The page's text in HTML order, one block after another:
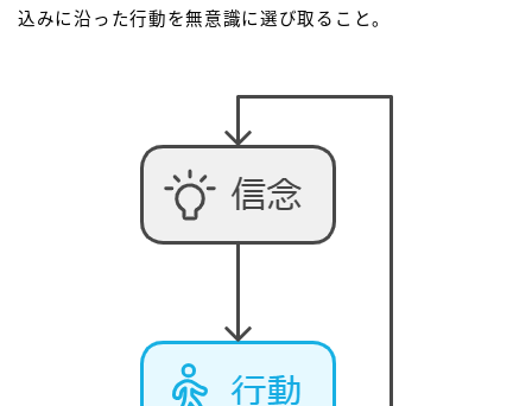
込みに沿った行動を無意識に選び取ること。